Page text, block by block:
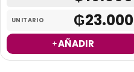
UNITARIO ₲23.000
AÑADIR